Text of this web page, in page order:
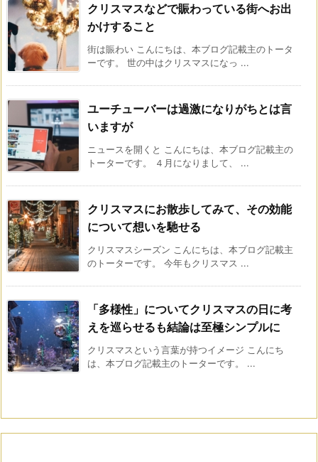
クリスマスなどで賑わっている街へお出
かけすること
街は賑わい こんにちは、本ブログ記載主のトータ
ーです。 世の中はクリスマスになっ ...
ユーチューバーは過激になりがちとは言
いますが
ニュースを開くと こんにちは、本ブログ記載主の
トーターです。 ４月になりまして、 ...
クリスマスにお散歩してみて、その効能
について想いを馳せる
クリスマスシーズン こんにちは、本ブログ記載主
のトーターです。 今年もクリスマス ...
「多様性」についてクリスマスの日に考
えを巡らせるも結論は至極シンプルに
クリスマスという言葉が持つイメージ こんにち
は、本ブログ記載主のトーターです。 ...